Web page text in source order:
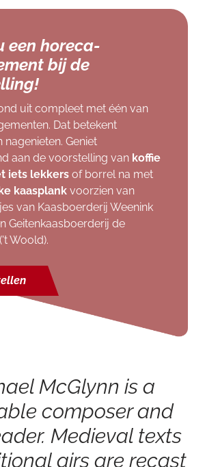
een horeca-
bij de
uit compleet met één van
Dat betekent
Geniet
aan de voorstelling van koffie
iets lekkers of borrel na met
kaasplank voorzien van
van Kaasboerderij Weenink
Geitenkaasboerderij de
Woold).
McGlynn is a
composer and
Medieval texts
airs are recast